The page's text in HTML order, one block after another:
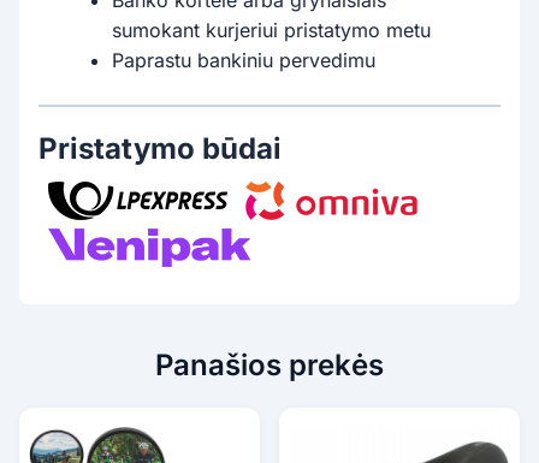
sumokant kurjeriui pristatymo metu
Paprastu bankiniu pervedimu
Pristatymo būdai
Panašios prekės